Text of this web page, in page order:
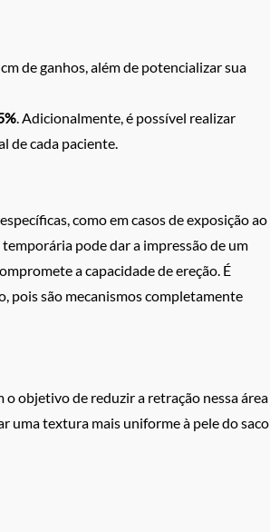
de ganhos, além de potencializar sua
. Adicionalmente, é possível realizar
de cada paciente.
como em casos de exposição ao
pode dar a impressão de um
a capacidade de ereção. É
pois são mecanismos completamente
objetivo de reduzir a retração nessa área
uma textura mais uniforme à pele do saco